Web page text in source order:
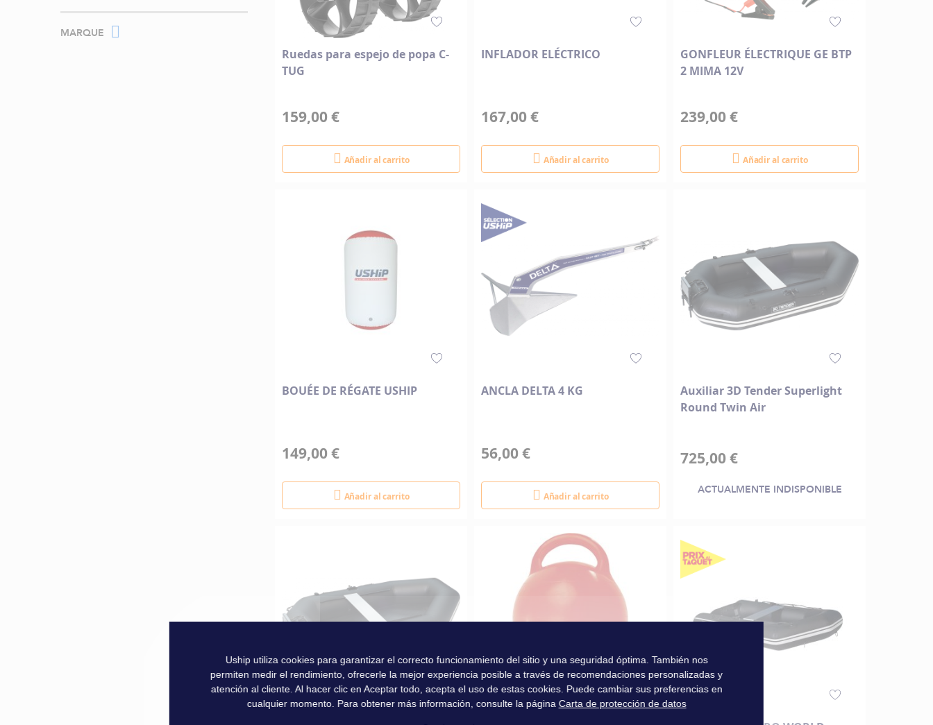
Ruedas para espejo de popa C-
TUG
159,00 €
Añadir al carrito
INFLADOR ELÉCTRICO
167,00 €
Añadir al carrito
GONFLEUR ÉLECTRIQUE GE BTP
2 MIMA 12V
239,00 €
Añadir al carrito
BOUÉE DE RÉGATE USHIP
149,00 €
Añadir al carrito
ANCLA DELTA 4 KG
56,00 €
Añadir al carrito
Auxiliar 3D Tender Superlight
Round Twin Air
725,00 €
ACTUALMENTE INDISPONIBLE
MARQUE
Uship utiliza cookies para garantizar el correcto funcionamiento del sitio y una seguridad óptima. También nos
permiten medir el rendimiento, ofrecerle la mejor experiencia posible a través de recomendaciones personalizadas y
atención al cliente. Al hacer clic en Aceptar todo, acepta el uso de estas cookies. Puede cambiar sus preferencias en
cualquier momento. Para obtener más información, consulte la página Carta de protección de datos